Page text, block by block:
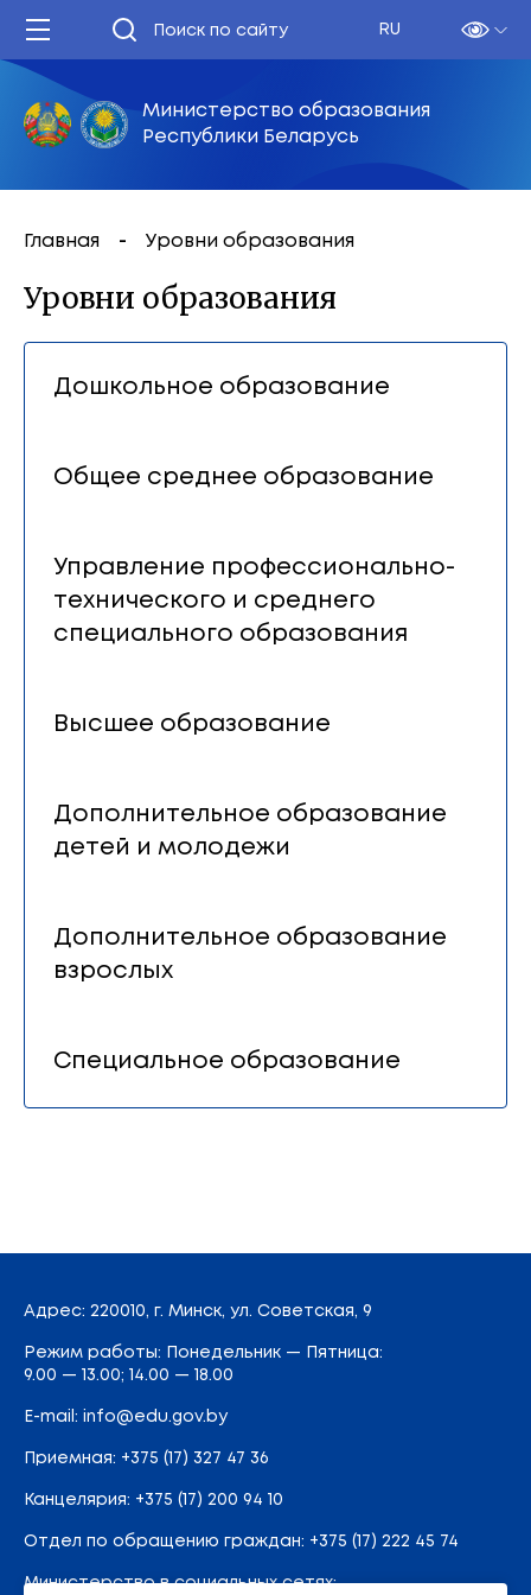
RU
Министерство образования
Республики Беларусь
Главная Уровни образования
Уровни образования
Дошкольное образование
Общее среднее образование
Управление профессионально-
технического и среднего
специального образования
Высшее образование
Дополнительное образование
детей и молодежи
Дополнительное образование
взрослых
Специальное образование
Адрес: 220010, г. Минск, ул. Советская, 9
Режим работы: Понедельник — Пятница:
9.00 — 13.00; 14.00 — 18.00
E-mail: info@edu.gov.by
Приемная: +375 (17) 327 47 36
Канцелярия: +375 (17) 200 94 10
Отдел по обращению граждан: +375 (17) 222 45 74
Министерство в социальных сетях: